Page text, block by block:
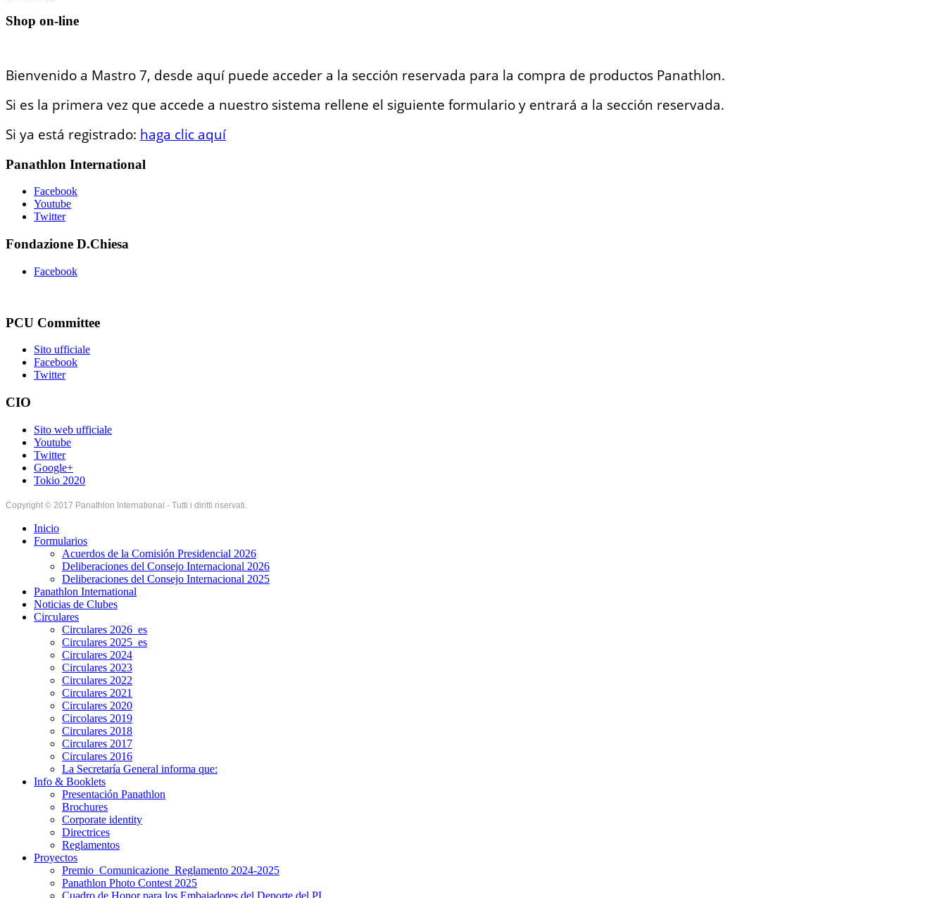
Shop on-line
Bienvenido a Mastro 7, desde aquí puede acceder a la sección reservada para la compra de productos Panathlon.
Si es la primera vez que accede a nuestro sistema rellene el siguiente formulario y entrará a la sección reservada.
Si ya está registrado: haga clic aquí
Panathlon International
Facebook
Youtube
Twitter
Fondazione D.Chiesa
Facebook
PCU Committee
Sito ufficiale
Facebook
Twitter
CIO
Sito web ufficiale
Youtube
Twitter
Google+
Tokio 2020
Copyright © 2017 Panathlon International - Tutti i diritti riservati.
Inicio
Formularios
Acuerdos de la Comisión Presidencial 2026
Deliberaciones del Consejo Internacional 2026
Deliberaciones del Consejo Internacional 2025
Panathlon International
Noticias de Clubes
Circulares
Circulares 2026_es
Circulares 2025_es
Circulares 2024
Circulares 2023
Circulares 2022
Circulares 2021
Circulares 2020
Circolares 2019
Circulares 2018
Circulares 2017
Circulares 2016
La Secretaría General informa que:
Info & Booklets
Presentación Panathlon
Brochures
Corporate identity
Directrices
Reglamentos
Proyectos
Premio_Comunicazione_Reglamento 2024-2025
Panathlon Photo Contest 2025
Cuadro de Honor para los Embajadores del Deporte del PI